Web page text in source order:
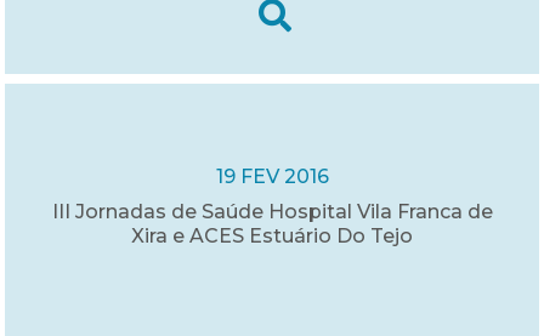
19 FEV 2016
III Jornadas de Saúde Hospital Vila Franca de
Xira e ACES Estuário Do Tejo